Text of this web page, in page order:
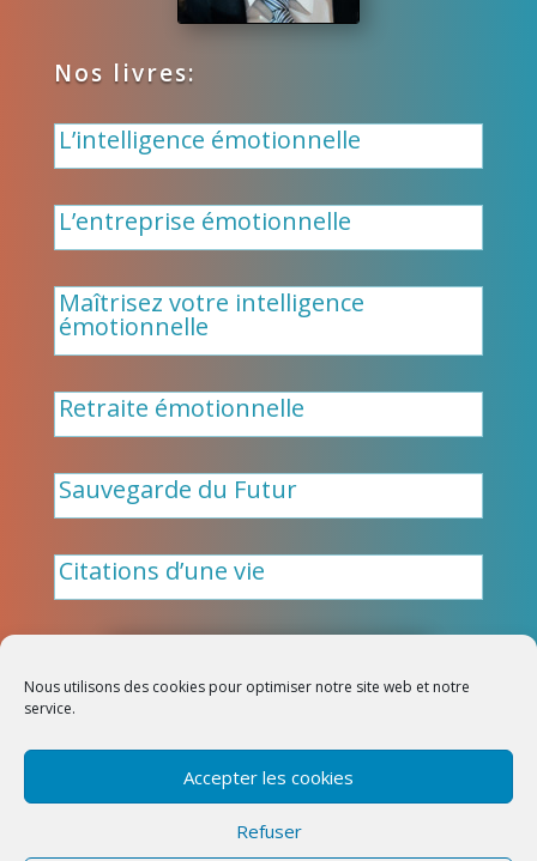
Nous utilisons des cookies pour optimiser notre site web et notre
service.
Accepter les cookies
Refuser
Nos livres:
L’intelligence émotionnelle
L’entreprise émotionnelle
Maîtrisez votre intelligence
émotionnelle
Retraite émotionnelle
Sauvegarde du Futur
Citations d’une vie
Conditions Générales de Vente
confidentialité|Mentions